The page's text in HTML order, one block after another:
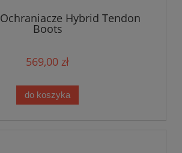
Hybrid Tendon
Boots
569,00 zł
do koszyka